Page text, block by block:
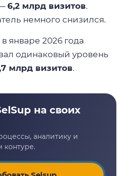
6,2 млрд визитов.
немного снизился.
январе 2026 года
одинаковый уровень
млрд визитов.